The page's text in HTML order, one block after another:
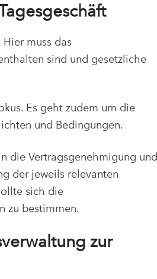
muss das
sind und gesetzliche
Es geht zudem um die
und Bedingungen.
die Vertragsgenehmigung und
der jeweils relevanten
sich die
zu bestimmen.
zur